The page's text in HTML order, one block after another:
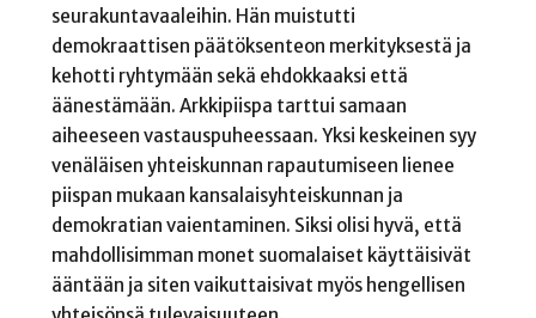
seurakuntavaaleihin. Hän muistutti
demokraattisen päätöksenteon merkityksestä ja
kehotti ryhtymään sekä ehdokkaaksi että
äänestämään. Arkkipiispa tarttui samaan
aiheeseen vastauspuheessaan. Yksi keskeinen syy
venäläisen yhteiskunnan rapautumiseen lienee
piispan mukaan kansalaisyhteiskunnan ja
demokratian vaientaminen. Siksi olisi hyvä, että
mahdollisimman monet suomalaiset käyttäisivät
ääntään ja siten vaikuttaisivat myös hengellisen